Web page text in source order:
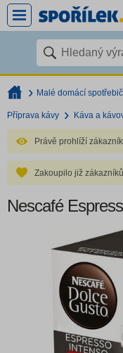
Malé domácí
Příprava kávy Káva a
Právě prohlíží
Zakoupilo již
Nescafé